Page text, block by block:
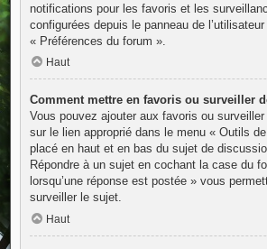
notifications pour les favoris et les
configurées depuis le panneau de l’utilisateur
« Préférences du forum ».
Haut
Comment mettre en favoris ou surveiller
Vous pouvez ajouter aux favoris ou
sur le lien approprié dans le menu « Outils
placé en haut et en bas du sujet de
Répondre à un sujet en cochant la case du
lorsqu’une réponse est postée » vous
surveiller le sujet.
Haut